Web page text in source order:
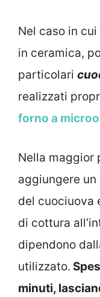
Nel caso in
in ceramica,
particolari
realizzati
forno a
Nella maggior
aggiungere un
del cuociuova
di cottura
dipendono
utilizzato.
minuti,